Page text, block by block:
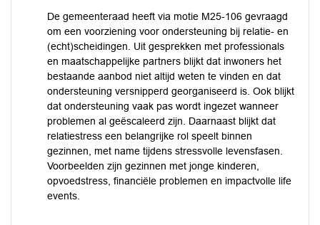
De gemeenteraad heeft via motie M25-106 gevraagd
om een voorziening voor ondersteuning bij relatie- en
(echt)scheidingen. Uit gesprekken met professionals
en maatschappelijke partners blijkt dat inwoners het
bestaande aanbod niet altijd weten te vinden en dat
ondersteuning versnipperd georganiseerd is. Ook blijkt
dat ondersteuning vaak pas wordt ingezet wanneer
problemen al geëscaleerd zijn. Daarnaast blijkt dat
relatiestress een belangrijke rol speelt binnen
gezinnen, met name tijdens stressvolle levensfasen.
Voorbeelden zijn gezinnen met jonge kinderen,
opvoedstress, financiële problemen en impactvolle life
events.